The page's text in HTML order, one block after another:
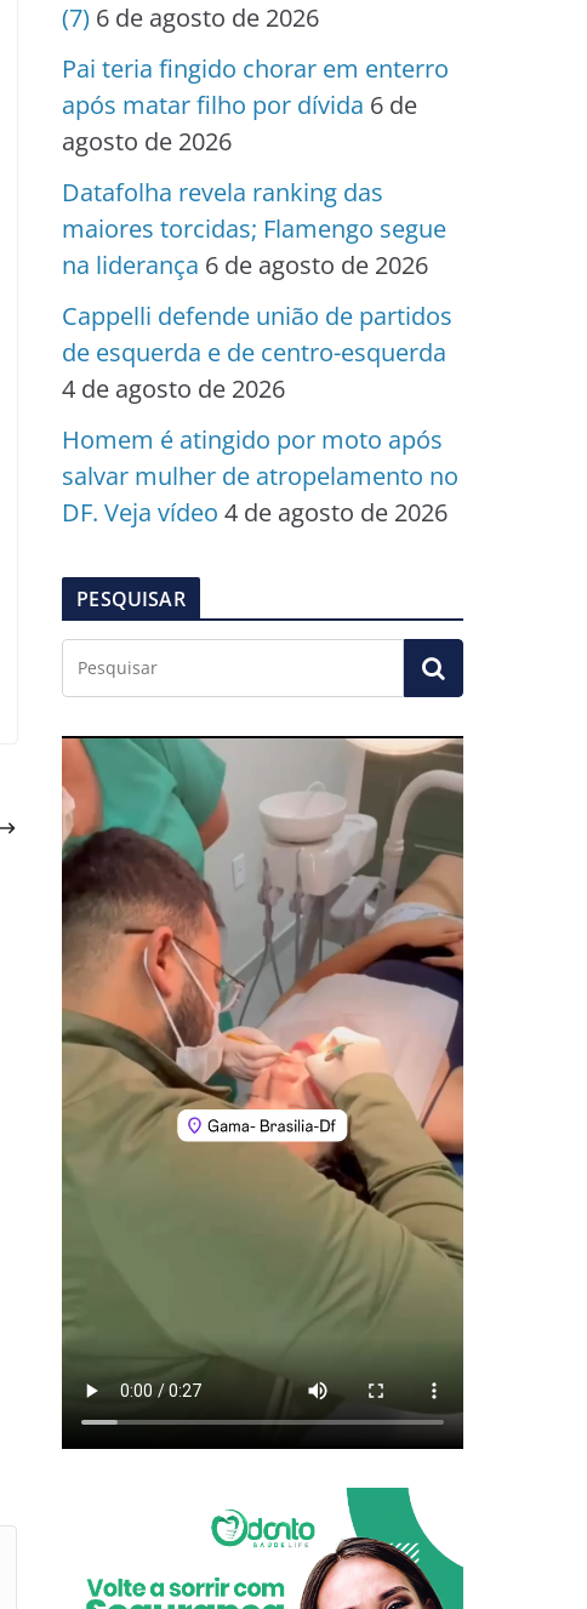
(7) 6 de agosto de 2026
Pai teria fingido chorar em enterro
após matar filho por dívida 6 de
agosto de 2026
Datafolha revela ranking das
maiores torcidas; Flamengo segue
na liderança 6 de agosto de 2026
Cappelli defende união de partidos
de esquerda e de centro-esquerda
4 de agosto de 2026
Homem é atingido por moto após
salvar mulher de atropelamento no
DF. Veja vídeo 4 de agosto de 2026
PESQUISAR